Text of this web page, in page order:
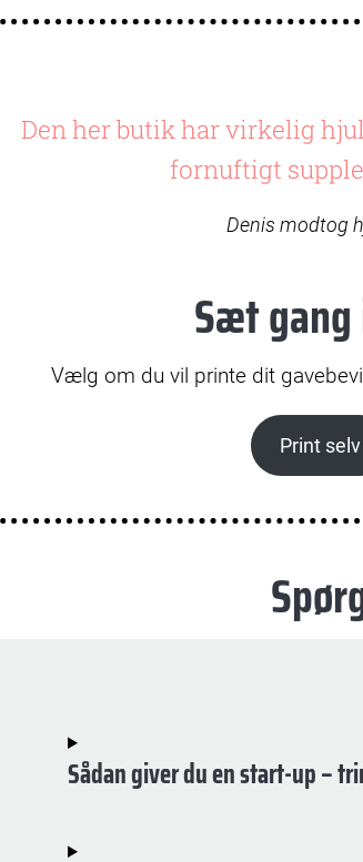
Den her butik har virkelig
fornuftigt
Denis modtog
Sæt
Vælg om du vil printe dit
Print selv
Sådan giver du en start-up –